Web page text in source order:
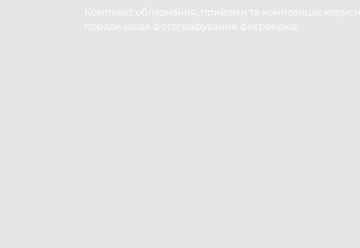
Комплект обладнання, прийоми та композиція: корисні
поради щодо фотографування феєрверків.